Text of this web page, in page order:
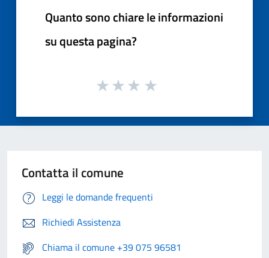
Quanto sono chiare le informazioni
su questa pagina?
Contatta il comune
Leggi le domande frequenti
Richiedi Assistenza
Chiama il comune +39 075 96581